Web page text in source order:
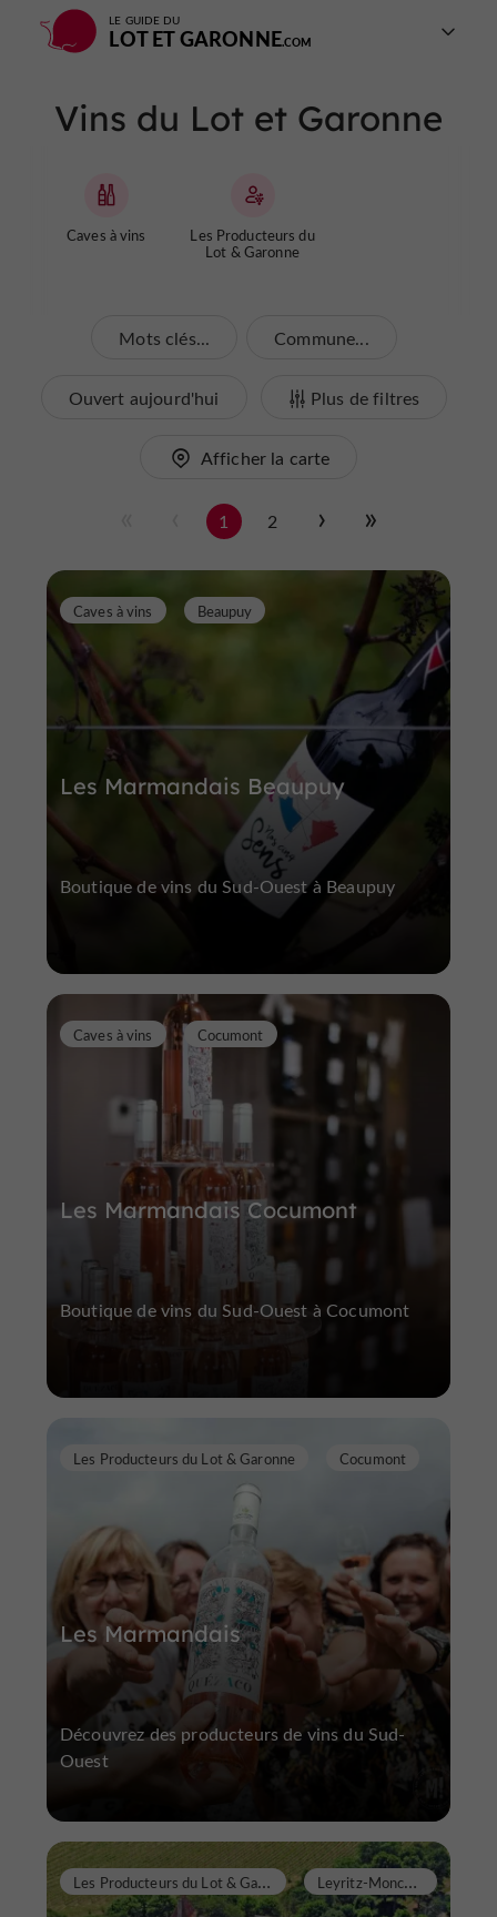
LE GUIDE DU
LOT ET GARONNE
Vins du Lot et Garonne
Caves à vins
Les Producteurs du
Lot & Garonne
Mots clés... Commune...
Ouvert aujourd'hui Plus de filtres
Afficher la carte
1 2
Les Marmandais Beaupuy
Caves à vins Beaupuy
Boutique de vins du Sud-Ouest à Beaupuy
Les Marmandais Cocumont
Caves à vins Cocumont
Boutique de vins du Sud-Ouest à Cocumont
Les Marmandais
Les Producteurs du Lot & Garonne Cocumont
Découvrez des producteurs de vins du Sud-
Ouest
L
es Producteurs du Lot & Garonne L
eyritz-Moncassin